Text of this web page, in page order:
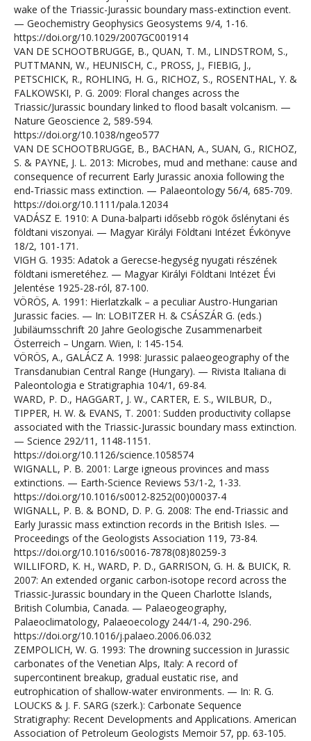
wake of the Triassic-Jurassic boundary mass-extinction event.
— Geochemistry Geophysics Geosystems 9/4, 1-16.
https://doi.org/10.1029/2007GC001914
VAN DE SCHOOTBRUGGE, B., QUAN, T. M., LINDSTROM, S.,
PUTTMANN, W., HEUNISCH, C., PROSS, J., FIEBIG, J.,
PETSCHICK, R., ROHLING, H. G., RICHOZ, S., ROSENTHAL, Y. &
FALKOWSKI, P. G. 2009: Floral changes across the
Triassic/Jurassic boundary linked to flood basalt volcanism. —
Nature Geoscience 2, 589-594.
https://doi.org/10.1038/ngeo577
VAN DE SCHOOTBRUGGE, B., BACHAN, A., SUAN, G., RICHOZ,
S. & PAYNE, J. L. 2013: Microbes, mud and methane: cause and
consequence of recurrent Early Jurassic anoxia following the
end‐Triassic mass extinction. — Palaeontology 56/4, 685-709.
https://doi.org/10.1111/pala.12034
VADÁSZ E. 1910: A Duna-balparti idősebb rögök őslénytani és
földtani viszonyai. — Magyar Királyi Földtani Intézet Évkönyve
18/2, 101-171.
VIGH G. 1935: Adatok a Gerecse-hegység nyugati részének
földtani ismeretéhez. — Magyar Királyi Földtani Intézet Évi
Jelentése 1925-28-ról, 87-100.
VÖRÖS, A. 1991: Hierlatzkalk – a peculiar Austro-Hungarian
Jurassic facies. — In: LOBITZER H. & CSÁSZÁR G. (eds.)
Jubiläumsschrift 20 Jahre Geologische Zusammenarbeit
Österreich – Ungarn. Wien, I: 145-154.
VÖRÖS, A., GALÁCZ A. 1998: Jurassic palaeogeography of the
Transdanubian Central Range (Hungary). — Rivista Italiana di
Paleontologia e Stratigraphia 104/1, 69-84.
WARD, P. D., HAGGART, J. W., CARTER, E. S., WILBUR, D.,
TIPPER, H. W. & EVANS, T. 2001: Sudden productivity collapse
associated with the Triassic-Jurassic boundary mass extinction.
— Science 292/11, 1148-1151.
https://doi.org/10.1126/science.1058574
WIGNALL, P. B. 2001: Large igneous provinces and mass
extinctions. — Earth-Science Reviews 53/1-2, 1-33.
https://doi.org/10.1016/s0012-8252(00)00037-4
WIGNALL, P. B. & BOND, D. P. G. 2008: The end-Triassic and
Early Jurassic mass extinction records in the British Isles. —
Proceedings of the Geologists Association 119, 73-84.
https://doi.org/10.1016/s0016-7878(08)80259-3
WILLIFORD, K. H., WARD, P. D., GARRISON, G. H. & BUICK, R.
2007: An extended organic carbon-isotope record across the
Triassic-Jurassic boundary in the Queen Charlotte Islands,
British Columbia, Canada. — Palaeogeography,
Palaeoclimatology, Palaeoecology 244/1-4, 290-296.
https://doi.org/10.1016/j.palaeo.2006.06.032
ZEMPOLICH, W. G. 1993: The drowning succession in Jurassic
carbonates of the Venetian Alps, Italy: A record of
supercontinent breakup, gradual eustatic rise, and
eutrophication of shallow-water environments. — In: R. G.
LOUCKS & J. F. SARG (szerk.): Carbonate Sequence
Stratigraphy: Recent Developments and Applications. American
Association of Petroleum Geologists Memoir 57, pp. 63-105.